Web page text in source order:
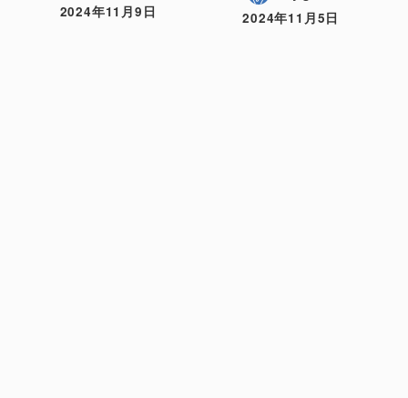
2024年11月9日
2024年11月5日